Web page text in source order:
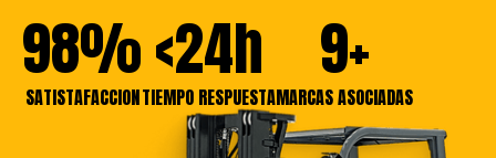
98%
SATISTAFACCION
<24h
TIEMPO RESPUESTA
9+
MARCAS ASOCIADAS